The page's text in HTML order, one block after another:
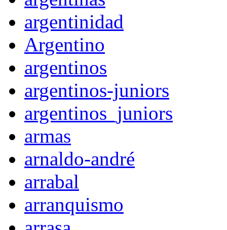
argentinidad
Argentino
argentinos
argentinos-juniors
argentinos_juniors
armas
arnaldo-andré
arrabal
arranquismo